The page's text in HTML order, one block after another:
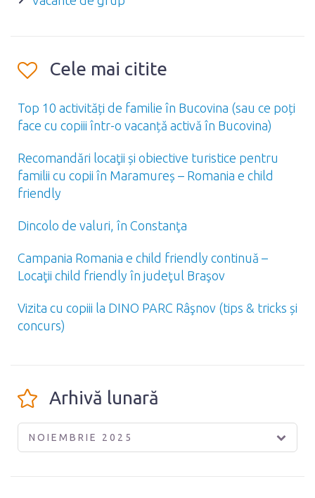
Cele mai citite
Top 10 activități de familie în Bucovina (sau ce poți
face cu copiii într-o vacanță activă în Bucovina)
Recomandări locaţii și obiective turistice pentru
familii cu copii în Maramureș – Romania e child
friendly
Dincolo de valuri, în Constanţa
Campania Romania e child friendly continuă –
Locaţii child friendly în judeţul Braşov
Vizita cu copiii la DINO PARC Râşnov (tips & tricks și
concurs)
Arhivă lunară
NOIEMBRIE 2025